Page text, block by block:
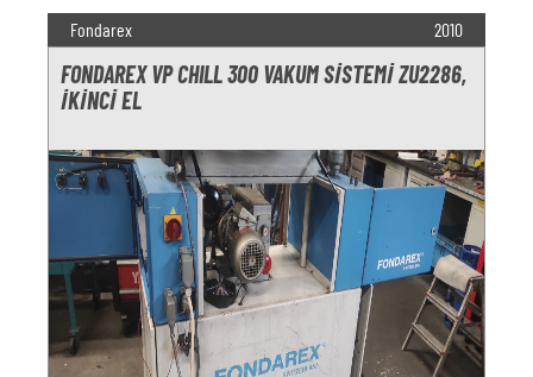
Fondarex 2010
FONDAREX VP CHILL 300 VAKUM SISTEMI ZU2286,
IKINCI EL